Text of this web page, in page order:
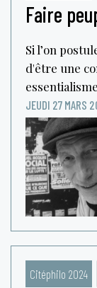
Faire
Si l’on
d'être une
JEUDI 27 MARS
Citéphilo 2024